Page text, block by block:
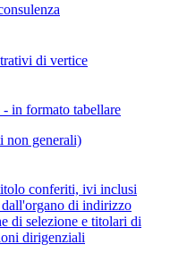
di vertice
in formato tabellare
non generali)
conferiti, ivi inclusi
di indirizzo
di selezione e titolari di
dirigenziali